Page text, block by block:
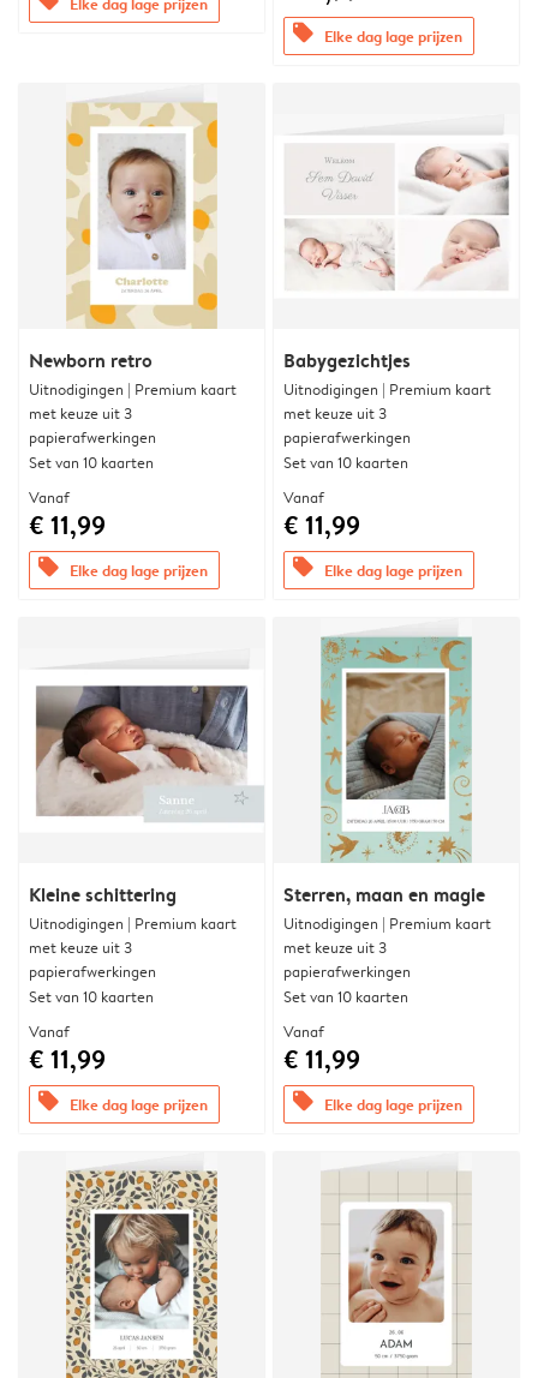
offers Elke dag lage prijzen
Newborn retro
Uitnodigingen | Premium kaart
met keuze uit 3
papierafwerkingen
Set van 10 kaarten
Vanaf
€ 11,99
offers Elke dag lage prijzen
Babygezichtjes
Uitnodigingen | Premium kaart
met keuze uit 3
papierafwerkingen
Set van 10 kaarten
Vanaf
€ 11,99
offers Elke dag lage prijzen
Kleine schittering
Uitnodigingen | Premium kaart
met keuze uit 3
papierafwerkingen
Set van 10 kaarten
Vanaf
€ 11,99
offers Elke dag lage prijzen
Sterren, maan en magie
Uitnodigingen | Premium kaart
met keuze uit 3
papierafwerkingen
Set van 10 kaarten
Vanaf
€ 11,99
offers Elke dag lage prijzen